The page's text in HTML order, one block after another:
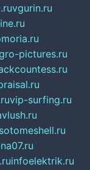
vgurin.ru
pictures.ru
vip-surfing.ru
infoelektrik.ru